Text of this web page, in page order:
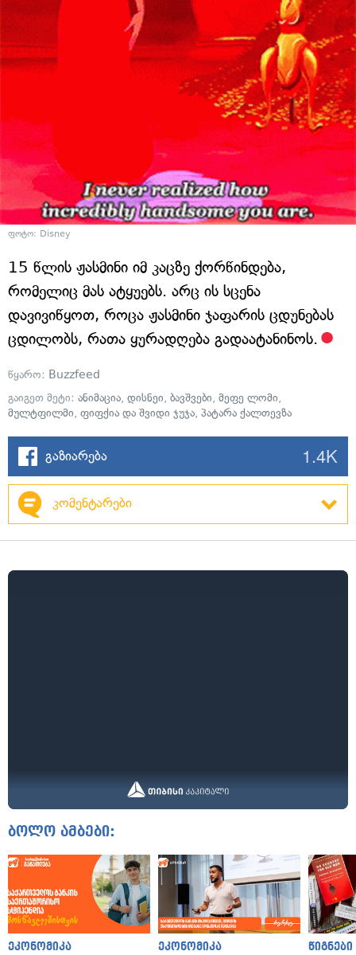
ფოტო: Disney
15 წლის ჟასმინი იმ კაცზე ქორწინდება,
რომელიც მას ატყუებს. არც ის სცენა
დავივიწყოთ, როცა ჟასმინი ჯაფარის ცდუნებას
ცდილობს, რათა ყურადღება გადაატანინოს.
წყარო: Buzzfeed
გაიგეთ მეტი: ანიმაცია, დისნეი, ბავშვები, მეფე ლომი,
მულტფილმი, ფიფქია და შვიდი ჯუჯა, პატარა ქალთევზა
გაზიარება 1.4K
კომენტარები
ბოლო ამბები:
ეკონომიკა ეკონომიკა წიგნები